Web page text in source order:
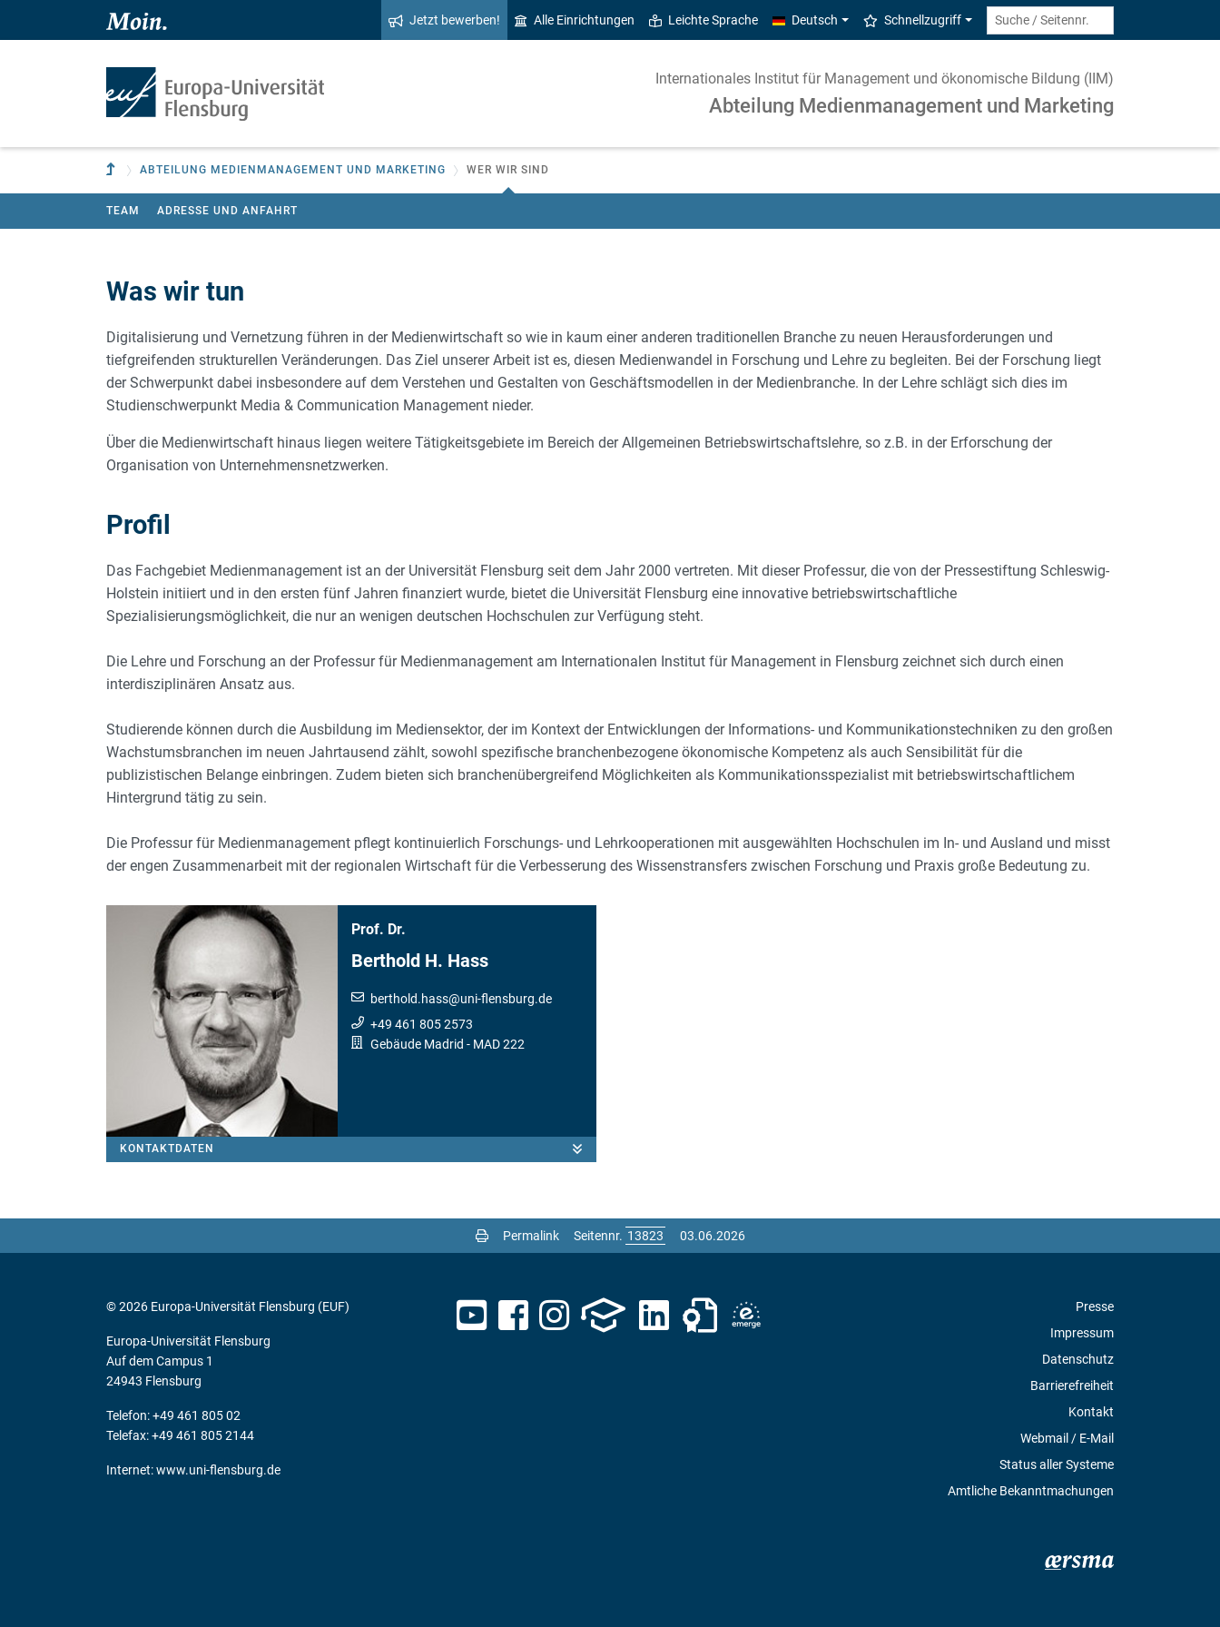
Zum Hauptinhalt springen
Zur Navigation springen
Jetzt bewerben! Alle Einrichtungen Leichte Sprache Deutsch Schnellzugriff
Internationales Institut für Management und ökonomische Bildung (IIM)
Abteilung Medienmanagement und Marketing
Zur übergeordneten Einrichtung
ABTEILUNG MEDIENMANAGEMENT UND MARKETING WER WIR SIND
TEAM ADRESSE UND ANFAHRT
Was wir tun
Digitalisierung und Vernetzung führen in der Medienwirtschaft so wie in kaum einer anderen traditionellen Branche zu neuen Herausforderungen und
tiefgreifenden strukturellen Veränderungen. Das Ziel unserer Arbeit ist es, diesen Medienwandel in Forschung und Lehre zu begleiten. Bei der Forschung liegt
der Schwerpunkt dabei insbesondere auf dem Verstehen und Gestalten von Geschäftsmodellen in der Medienbranche. In der Lehre schlägt sich dies im
Studienschwerpunkt Media & Communication Management nieder.
Über die Medienwirtschaft hinaus liegen weitere Tätigkeitsgebiete im Bereich der Allgemeinen Betriebswirtschaftslehre, so z.B. in der Erforschung der
Organisation von Unternehmensnetzwerken.
Profil
Das Fachgebiet Medienmanagement ist an der Universität Flensburg seit dem Jahr 2000 vertreten. Mit dieser Professur, die von der Pressestiftung Schleswig-
Holstein initiiert und in den ersten fünf Jahren finanziert wurde, bietet die Universität Flensburg eine innovative betriebswirtschaftliche
Spezialisierungsmöglichkeit, die nur an wenigen deutschen Hochschulen zur Verfügung steht.
Die Lehre und Forschung an der Professur für Medienmanagement am Internationalen Institut für Management in Flensburg zeichnet sich durch einen
interdisziplinären Ansatz aus.
Studierende können durch die Ausbildung im Mediensektor, der im Kontext der Entwicklungen der Informations- und Kommunikationstechniken zu den großen
Wachstumsbranchen im neuen Jahrtausend zählt, sowohl spezifische branchenbezogene ökonomische Kompetenz als auch Sensibilität für die
publizistischen Belange einbringen. Zudem bieten sich branchenübergreifend Möglichkeiten als Kommunikationsspezialist mit betriebswirtschaftlichem
Hintergrund tätig zu sein.
Die Professur für Medienmanagement pflegt kontinuierlich Forschungs- und Lehrkooperationen mit ausgewählten Hochschulen im In- und Ausland und misst
der engen Zusammenarbeit mit der regionalen Wirtschaft für die Verbesserung des Wissenstransfers zwischen Forschung und Praxis große Bedeutung zu.
Prof. Dr.
Berthold H. Hass
berthold.hass@uni-flensburg.de
+49 461 805 2573
Gebäude Madrid - MAD 222
KONTAKTDATEN
Permalink Seitennr. 03.06.2026
Presse
Impressum
Datenschutz
Barrierefreiheit
Kontakt
Webmail / E-Mail
Status aller Systeme
Amtliche Bekanntmachungen
© 2026 Europa-Universität Flensburg (EUF)
Europa-Universität Flensburg
Auf dem Campus 1
24943 Flensburg
Telefon: +49 461 805 02
Telefax: +49 461 805 2144
Internet:www.uni-flensburg.de